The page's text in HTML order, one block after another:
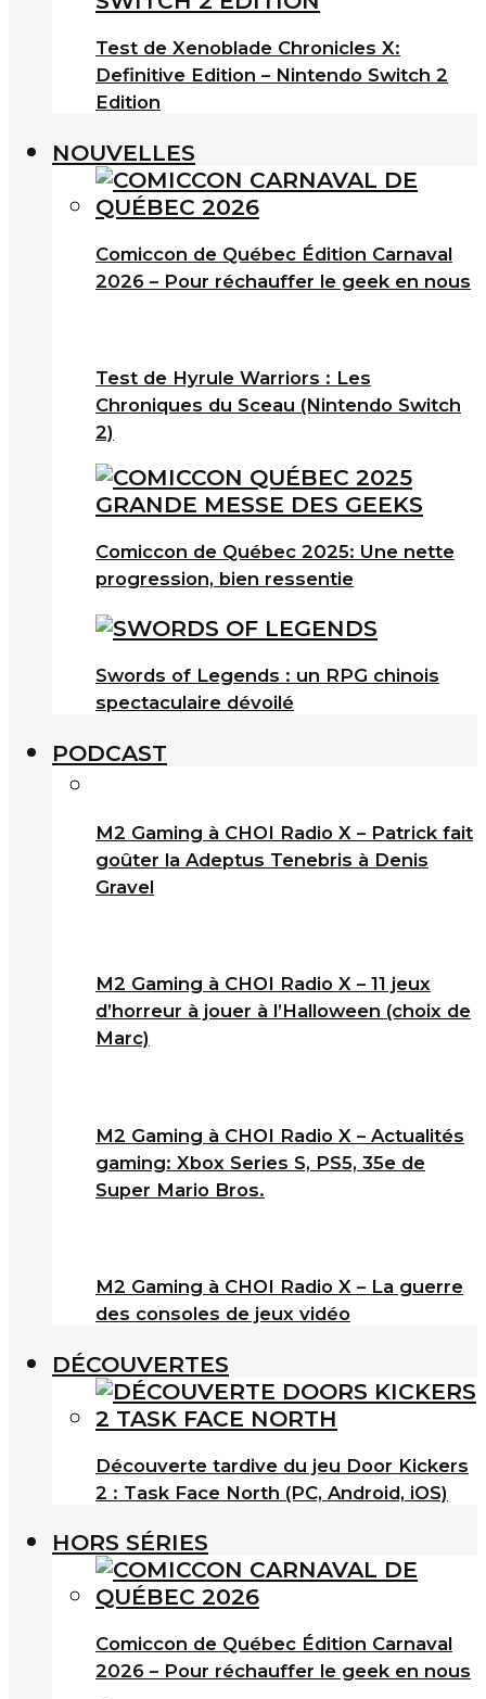
Test de Xenoblade Chronicles X:
Definitive Edition – Nintendo Switch 2
Edition
NOUVELLES
Comiccon de Québec Édition Carnaval
2026 – Pour réchauffer le geek en nous
Test de Hyrule Warriors : Les
Chroniques du Sceau (Nintendo Switch
2)
Comiccon de Québec 2025: Une nette
progression, bien ressentie
Swords of Legends : un RPG chinois
spectaculaire dévoilé
PODCAST
M2 Gaming à CHOI Radio X – Patrick fait
goûter la Adeptus Tenebris à Denis
Gravel
M2 Gaming à CHOI Radio X – 11 jeux
d’horreur à jouer à l’Halloween (choix de
Marc)
M2 Gaming à CHOI Radio X – Actualités
gaming: Xbox Series S, PS5, 35e de
Super Mario Bros.
M2 Gaming à CHOI Radio X – La guerre
des consoles de jeux vidéo
DÉCOUVERTES
Découverte tardive du jeu Door Kickers
2 : Task Face North (PC, Android, iOS)
HORS SÉRIES
Comiccon de Québec Édition Carnaval
2026 – Pour réchauffer le geek en nous